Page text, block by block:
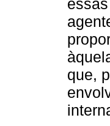
que,